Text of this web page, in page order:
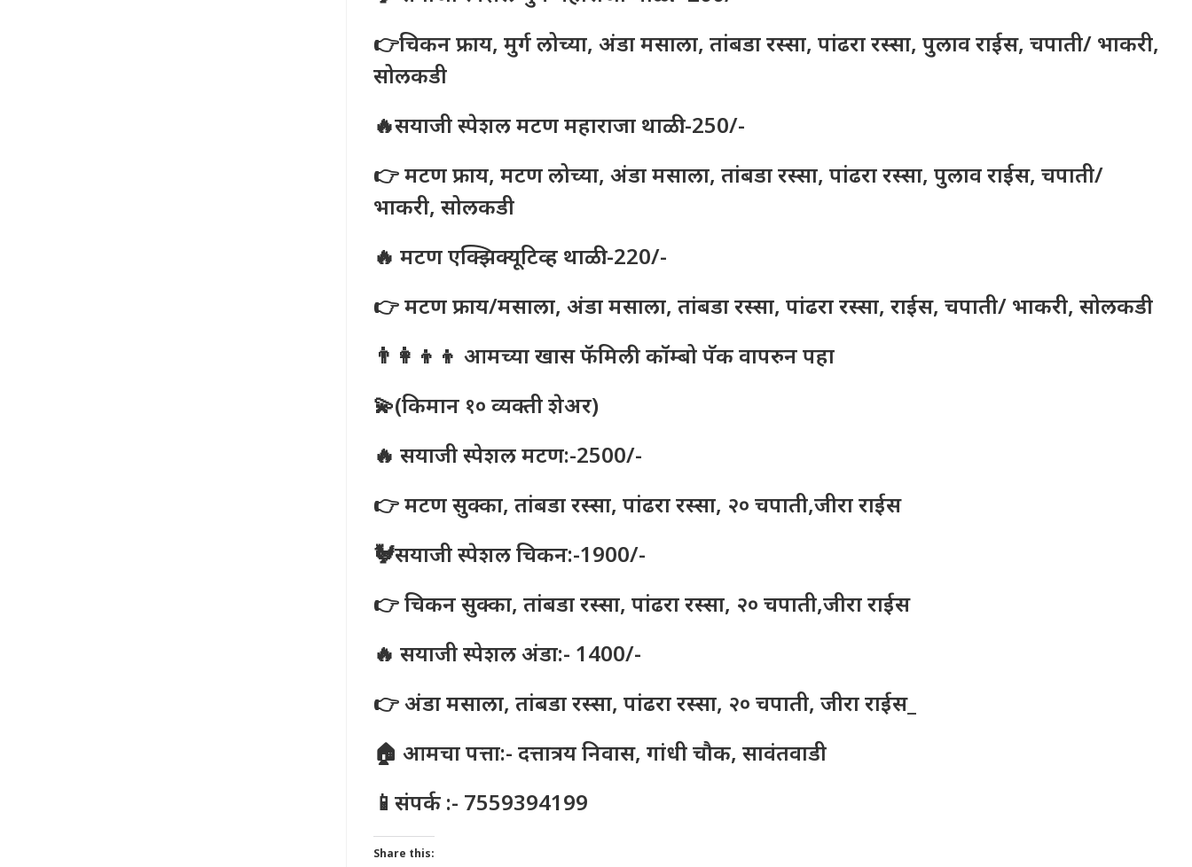
👉चिकन फ्राय, मुर्ग लोच्या, अंडा मसाला, तांबडा रस्सा, पांढरा रस्सा, पुलाव राईस, चपाती/ भाकरी,
सोलकडी
🔥सयाजी स्पेशल मटण महाराजा थाळी:-250/-
👉 मटण फ्राय, मटण लोच्या, अंडा मसाला, तांबडा रस्सा, पांढरा रस्सा, पुलाव राईस, चपाती/
भाकरी, सोलकडी
🔥 मटण एक्झिक्यूटिव्ह थाळी:-220/-
👉 मटण फ्राय/मसाला, अंडा मसाला, तांबडा रस्सा, पांढरा रस्सा, राईस, चपाती/ भाकरी, सोलकडी
👨‍👩‍👦‍👦 आमच्या खास फॅमिली कॉम्बो पॅक वापरुन पहा
💫(किमान १० व्यक्ती शेअर)
🔥 सयाजी स्पेशल मटण:-2500/-
👉 मटण सुक्का, तांबडा रस्सा, पांढरा रस्सा, २० चपाती,जीरा राईस
🐓सयाजी स्पेशल चिकन:-1900/-
👉 चिकन सुक्का, तांबडा रस्सा, पांढरा रस्सा, २० चपाती,जीरा राईस
🔥 सयाजी स्पेशल अंडा:- 1400/-
👉 अंडा मसाला, तांबडा रस्सा, पांढरा रस्सा, २० चपाती, जीरा राईस_
🏠 आमचा पत्ता:- दत्तात्रय निवास, गांधी चौक, सावंतवाडी
📱संपर्क :- 7559394199
Share this: